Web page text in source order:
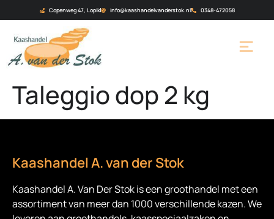
Copenweg 47, Lopik info@kaashandelvanderstok.nl 0348-472058
Taleggio dop 2 kg
Kaashandel A. van der Stok
Kaashandel A. Van Der Stok is eengroothandel met een
assortiment van meer dan 1000 verschillende kazen. We